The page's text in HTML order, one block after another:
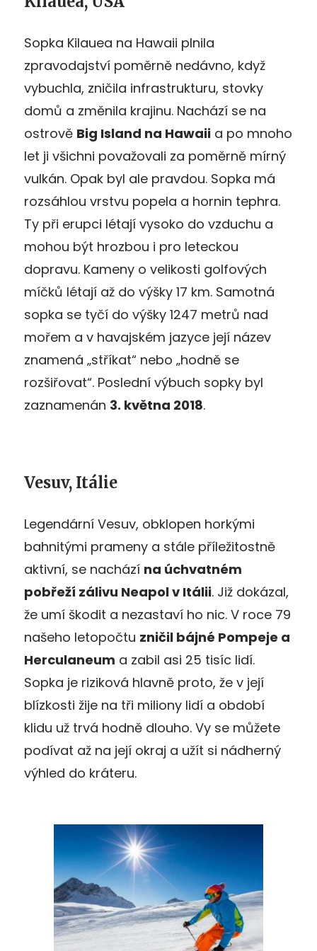
Sopka Kilauea na Hawaii plnila
zpravodajství poměrně nedávno, když
vybuchla, zničila infrastrukturu, stovky
domů a změnila krajinu. Nachází se na
ostrově Big Island na Hawaii a po mnoho
let ji všichni považovali za poměrně mírný
vulkán. Opak byl ale pravdou. Sopka má
rozsáhlou vrstvu popela a hornin tephra.
Ty při erupci létají vysoko do vzduchu a
mohou být hrozbou i pro leteckou
dopravu. Kameny o velikosti golfových
míčků létají až do výšky 17 km. Samotná
sopka se tyčí do výšky 1247 metrů nad
mořem a v havajském jazyce její název
znamená „stříkat“ nebo „hodně se
rozšiřovat“. Poslední výbuch sopky byl
zaznamenán 3. května 2018.
Vesuv, Itálie
Legendární Vesuv, obklopen horkými
bahnitými prameny a stále příležitostně
aktivní, se nachází na úchvatném
pobřeží zálivu Neapol v Itálii. Již dokázal,
že umí škodit a nezastaví ho nic. V roce 79
našeho letopočtu zničil bájné Pompeje a
Herculaneum a zabil asi 25 tisíc lidí.
Sopka je riziková hlavně proto, že v její
blízkosti žije na tři miliony lidí a období
klidu už trvá hodně dlouho. Vy se můžete
podívat až na její okraj a užít si nádherný
výhled do kráteru.